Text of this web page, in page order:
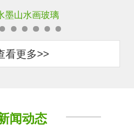
墨山水画玻璃
看更多>>
闻动态